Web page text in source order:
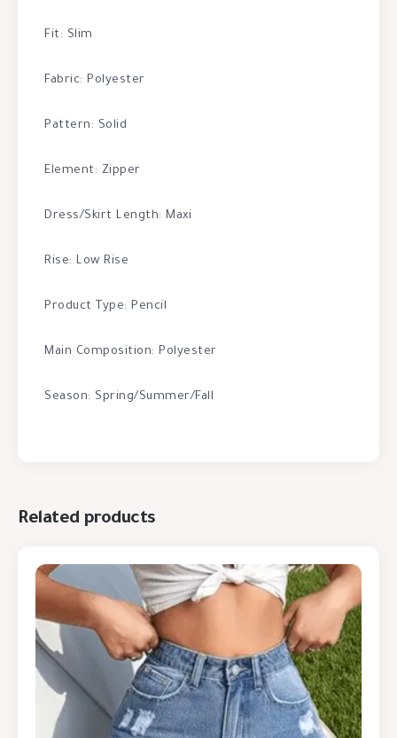
Fit: Slim
Fabric: Polyester
Pattern: Solid
Element: Zipper
Dress/Skirt Length: Maxi
Rise: Low Rise
Product Type: Pencil
Main Composition: Polyester
Season: Spring/Summer/Fall
Related products